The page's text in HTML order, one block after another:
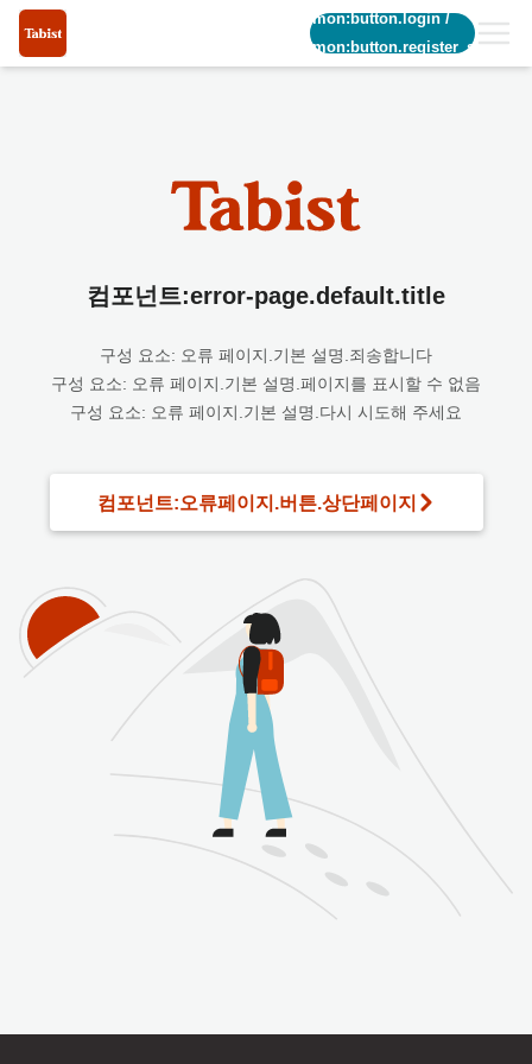
common:button.login/
common:button.register_short
컴포넌트:error-page.default.title
구성 요소: 오류 페이지.기본 설명.죄송합니다
구성 요소: 오류 페이지.기본 설명.페이지를 표시할 수 없음
구성 요소: 오류 페이지.기본 설명.다시 시도해 주세요
컴포넌트:오류페이지.버튼.상단페이지